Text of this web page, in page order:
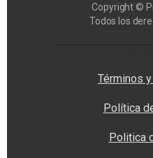
Copyright ©
Todos los
Términos
Política
Politica